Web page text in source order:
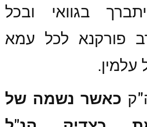
בגוואי ובכל
פורקנא לכל עמא
עלמין.
כאשר נשמה של